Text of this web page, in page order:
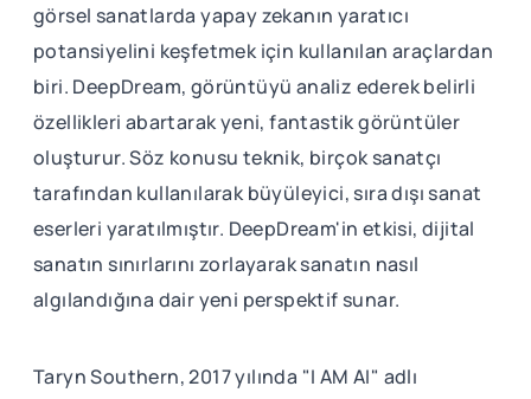
görsel sanatlarda yapay zekanın yaratıcı
potansiyelini keşfetmek için kullanılan araçlardan
biri. DeepDream, görüntüyü analiz ederek belirli
özellikleri abartarak yeni, fantastik görüntüler
oluşturur. Söz konusu teknik, birçok sanatçı
tarafından kullanılarak büyüleyici, sıra dışı sanat
eserleri yaratılmıştır. DeepDream'in etkisi, dijital
sanatın sınırlarını zorlayarak sanatın nasıl
algılandığına dair yeni perspektif sunar.
Taryn Southern, 2017 yılında "I AM AI" adlı